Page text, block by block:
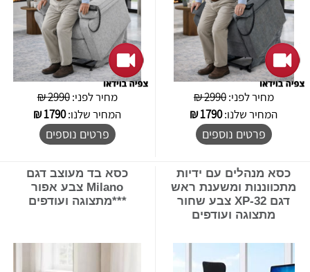
מחיר לפני:2990 ₪
המחיר שלנו:1790
₪
פרטים נוספים
מחיר לפני:2990 ₪
המחיר שלנו:1790
₪
פרטים נוספים
כסא מנהלים עם ידיות
מתכווננות ומשענת ראש
דגם XP-32 צבע שחור
מתצוגה ועודפים
כסא בד מעוצב דגם
Milano צבע אפור
***מתצוגה ועודפים